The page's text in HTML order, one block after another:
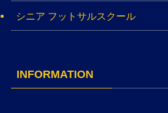
シニア フットサルスクール
INFORMATION